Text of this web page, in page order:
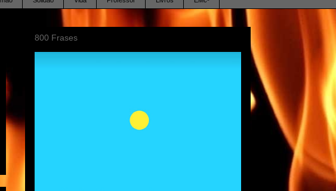
800 Frases